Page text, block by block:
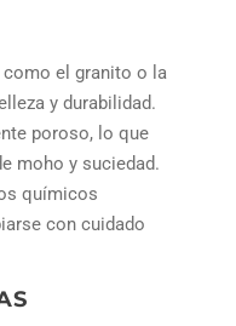
como el granito o la
y durabilidad.
poroso, lo que
moho y suciedad.
químicos
con cuidado